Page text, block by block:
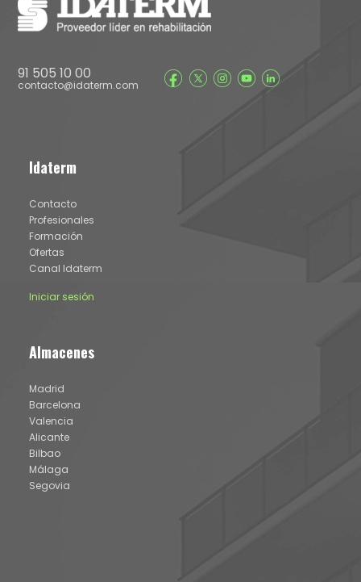
91 505 10 00
contacto@idaterm.com
Idaterm
Contacto
Profesionales
Formación
Ofertas
Canal Idaterm
Iniciar sesión
Almacenes
Madrid
Barcelona
Valencia
Alicante
Bilbao
Málaga
Segovia